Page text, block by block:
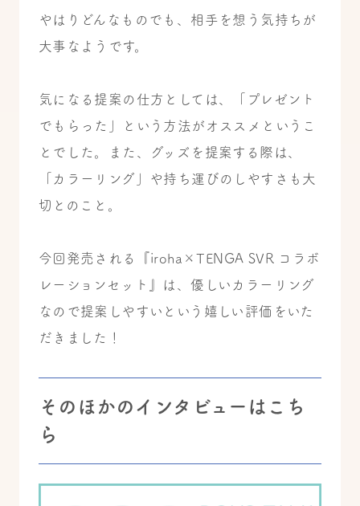
やはりどんなものでも、相手を想う気持ちが
大事なようです。
気になる提案の仕方としては、「プレゼント
でもらった」という方法がオススメというこ
とでした。
また、グッズを提案する際は、
「カラーリング」や持ち運びのしやすさも大
切とのこと。
今回発売される『iroha×TENGA SVR コラボ
レーションセット』は、優しいカラーリング
なので提案しやすいという嬉しい評価をいた
だきました！
そのほかのインタビューはこち
ら